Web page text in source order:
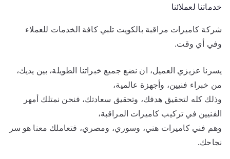
خدماتنا لعملائنا
شركة كاميرات مراقبة بالكويت تلبي كافة الخدمات للعملاء
وفي أي وقت.
يسرنا عزيزي العميل، ان نضع جميع خبراتنا الطويلة، بين يديك،
من خبراء فنيين، وأجهزة عالمية،
وذلك كله لتحقيق هدفك، وتحقيق سعادتك، فنحن نمتلك أمهر
الفنيين في تركيب كاميرات المراقبة،
وهم فني كاميرات هني، وسوري، ومصري، فتعاملك معنا هو سر
نجاحك.